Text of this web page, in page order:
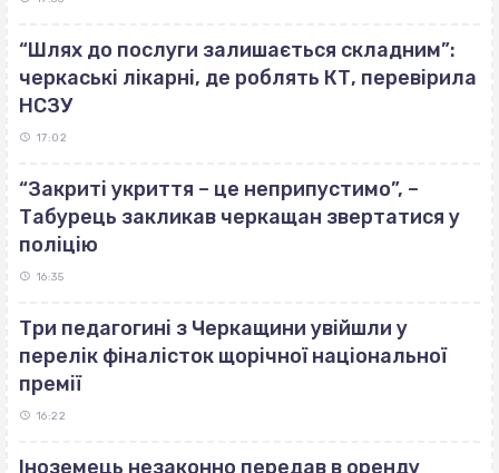
“Шлях до послуги залишається складним”:
черкаські лікарні, де роблять КТ, перевірила
НСЗУ
17:02
“Закриті укриття – це неприпустимо”, –
Табурець закликав черкащан звертатися у
поліцію
16:35
Три педагогині з Черкащини увійшли у
перелік фіналісток щорічної національної
премії
16:22
Іноземець незаконно передав в оренду